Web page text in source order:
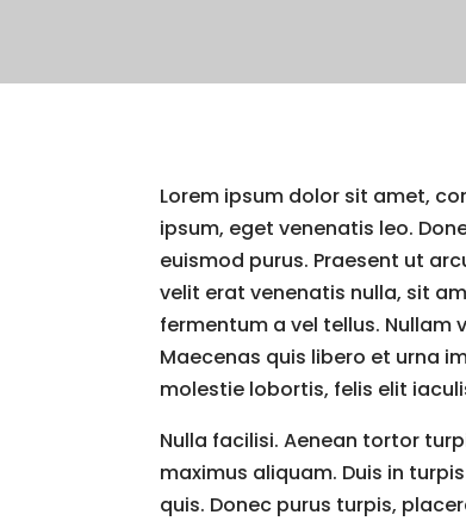
Lorem ipsum dolor sit amet,
ipsum, eget venenatis leo.
euismod purus. Praesent ut
velit erat venenatis nulla, sit
fermentum a vel tellus.
Maecenas quis libero et urna
molestie lobortis, felis elit
Nulla facilisi. Aenean tortor
maximus aliquam. Duis in
quis. Donec purus turpis,